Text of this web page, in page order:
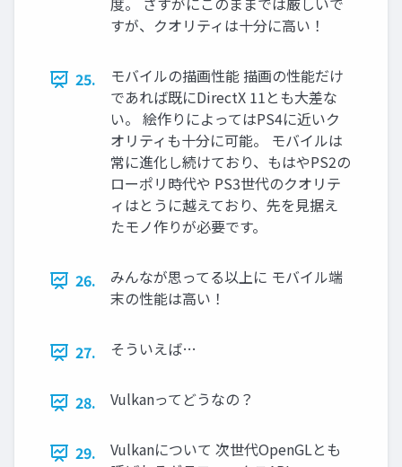
すが、クオリティは十分に高い！
25.
モバイルの描画性能 描画の性能だけ
であれば既にDirectX 11とも大差な
い。 絵作りによってはPS4に近いク
オリティも十分に可能。 モバイルは
常に進化し続けており、もはやPS2の
ローポリ時代や PS3世代のクオリテ
ィはとうに越えており、先を見据え
たモノ作りが必要です。
26.
みんなが思ってる以上に モバイル端
末の性能は高い！
27. そういえば…
28. Vulkanってどうなの？
29.
Vulkanについて 次世代OpenGLとも